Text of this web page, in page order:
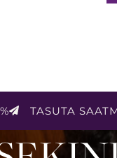
TASUTA